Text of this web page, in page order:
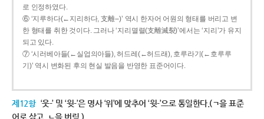
로 인정하였다.
⑥ ‘지루하다(←지리하다, 支離--)’ 역시 한자어 어원의 형태를 버리고 변
한 형태를 취한 것이다. 그러나 ‘지리멸렬(支離滅裂)’에서는 ‘지리’가 유지
되고 있다.
⑦ ‘시러베아들(←실업의아들), 허드레(←허드래), 호루라기(←호루루
기)’ 역시 변화된 후의 현실 발음을 반영한 표준어이다.
제12항 ‘웃-’ 및 ‘윗-’은 명사 ‘위’에 맞추어 ‘윗-’으로 통일한다.(ㄱ을 표준
어로 삼고, ㄴ을 버림.)